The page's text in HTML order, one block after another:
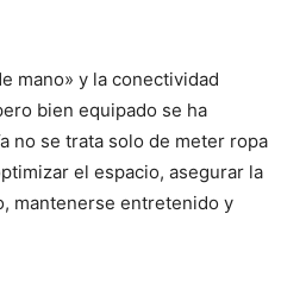
mano» y la conectividad
bien equipado se ha
no se trata solo de meter ropa
el espacio, asegurar la
mantenerse entretenido y